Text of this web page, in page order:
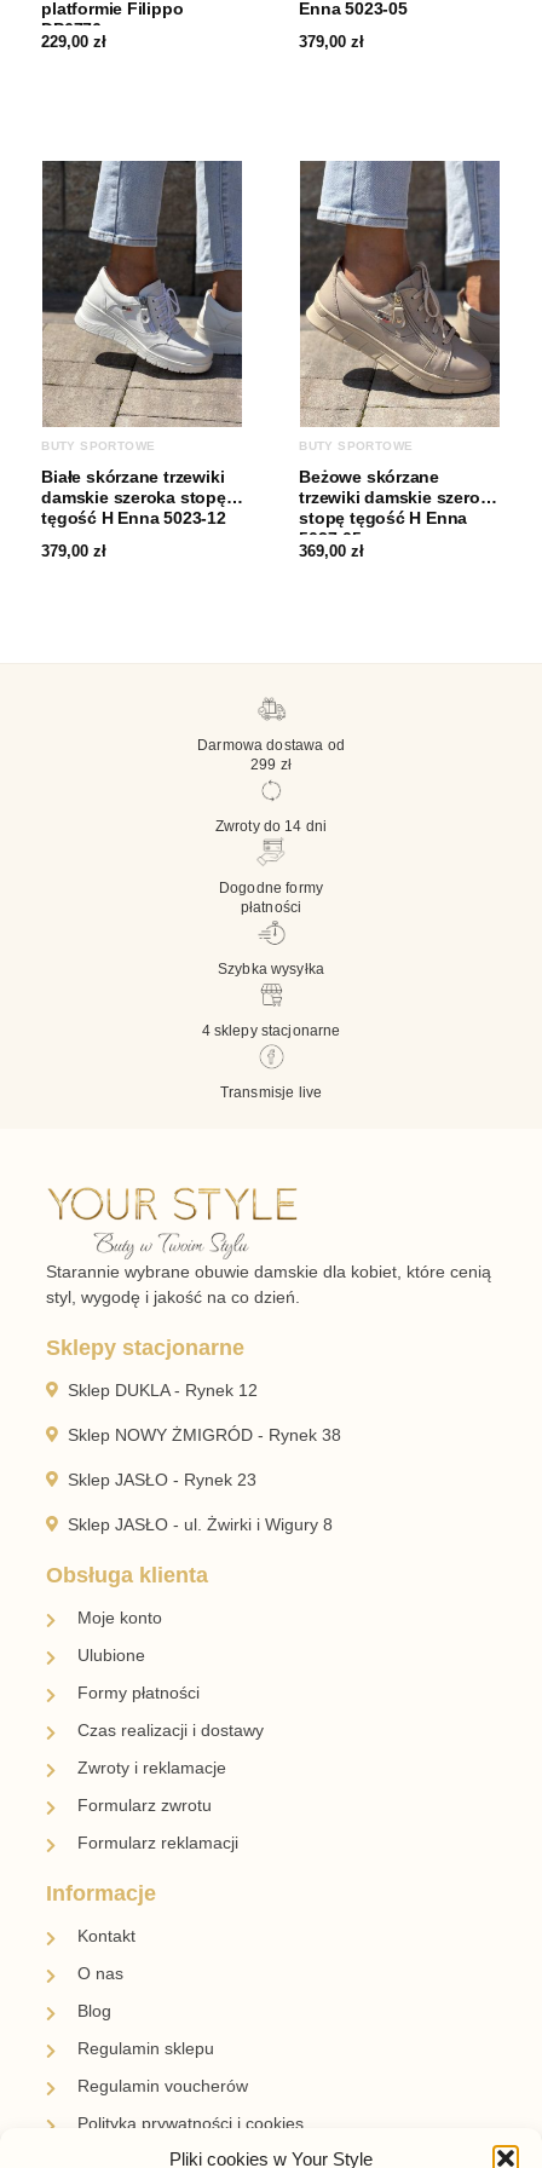
Pliki cookies w Your Style
platformie Filippo
DP6776
229,00zł
Enna 5023-05
379,00zł
BUTY SPORTOWE
Białe skórzane trzewiki
damskie szeroka stopę
tęgość H Enna 5023-12
379,00zł
BUTY SPORTOWE
Beżowe skórzane
trzewiki damskie szeroka
stopę tęgość H Enna
5027-05
369,00zł
Darmowa dostawa od
299 zł
Zwroty do 14 dni
Dogodne formy
płatności
Szybka wysyłka
4 sklepy stacjonarne
Transmisje live
Starannie wybrane obuwie damskie dla kobiet, które cenią
styl, wygodę i jakość na co dzień.
Sklepy stacjonarne
Sklep DUKLA - Rynek 12
Sklep NOWY ŻMIGRÓD - Rynek 38
Sklep JASŁO - Rynek 23
Sklep JASŁO - ul. Żwirki i Wigury 8
Obsługa klienta
Moje konto
Ulubione
Formy płatności
Czas realizacji i dostawy
Zwroty i reklamacje
Formularz zwrotu
Formularz reklamacji
Informacje
Kontakt
O nas
Blog
Regulamin sklepu
Regulamin voucherów
Polityka prywatności i cookies